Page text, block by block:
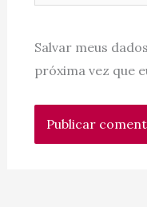
Salvar meus
próxima vez que